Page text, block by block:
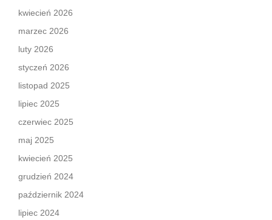
kwiecień 2026
marzec 2026
luty 2026
styczeń 2026
listopad 2025
lipiec 2025
czerwiec 2025
maj 2025
kwiecień 2025
grudzień 2024
październik 2024
lipiec 2024